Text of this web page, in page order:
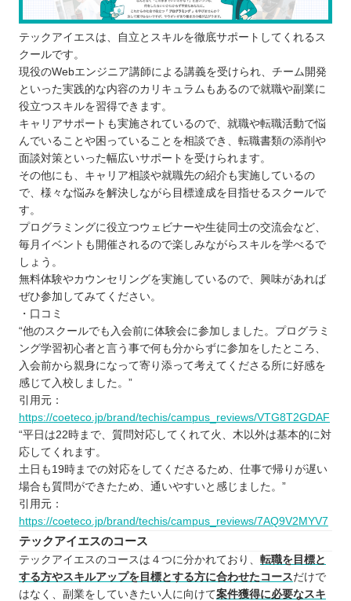
仕事で必要なスキルを身に付けられる
仲間と学ぶことでモチベーションを維持で
わからないことがあったらすぐに質問でき
る
転職や就職に向けたサポートがある
学ぶ習慣が身に付く
プログラミングスクールに通う3つのデメリット
コースごとに学べる言語が決められている
ではない
どんなプログラミング言語を学ぶのが良いのか
子ども向けと大人向けにプログラミングスクールに
違いはあるか
お得にプログラミングスクールに通える制度
プログラミングスクールで挫折しないために
【群馬】子ども向けのおすすめプログラミングス
クール3選
PCアルターナ ロボット教室
スタープログラミングスクール
自分の住んでるエリアでプログラミングスクール
を探したい⭐️
北海道 / 東北
テックアイエスは、自立とスキルを徹底サポートしてくれるス
クールです。
現役のWebエンジニア講師による講義を受けられ、チーム開発
といった実践的な内容のカリキュラムもあるので就職や副業に
役立つスキルを習得できます。
キャリアサポートも実施されているので、就職や転職活動で悩
んでいることや困っていることを相談でき、転職書類の添削や
面談対策といった幅広いサポートを受けられます。
その他にも、キャリア相談や就職先の紹介も実施しているの
で、様々な悩みを解決しながら目標達成を目指せるスクールで
す。
プログラミングに役立つウェビナーや生徒同士の交流会など、
毎月イベントも開催されるので楽しみながらスキルを学べるで
しょう。
無料体験やカウンセリングを実施しているので、興味があれば
ぜひ参加してみてください。
・口コミ
“他のスクールでも入会前に体験会に参加しました。プログラミ
ング学習初心者と言う事で何も分からずに参加をしたところ、
入会前から親身になって寄り添って考えてくださる所に好感を
感じて入校しました。”
引用元：
https://coeteco.jp/brand/techis/campus_reviews/VTG8T2GDAF
“平日は22時まで、質問対応してくれて火、木以外は基本的に対
応してくれます。
土日も19時までの対応をしてくださるため、仕事で帰りが遅い
場合も質問ができたため、通いやすいと感じました。”
引用元：
https://coeteco.jp/brand/techis/campus_reviews/7AQ9V2MYV7
テックアイエスのコース
テックアイエスのコースは４つに分かれており、 転職を目標と
する方やスキルアップを目標とする方に合わせたコースだけで
はなく、副業をしていきたい人に向けて案件獲得に必要なスキ